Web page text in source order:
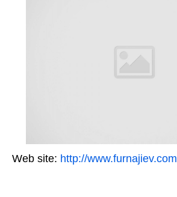
Web site: http://www.furnajiev.com